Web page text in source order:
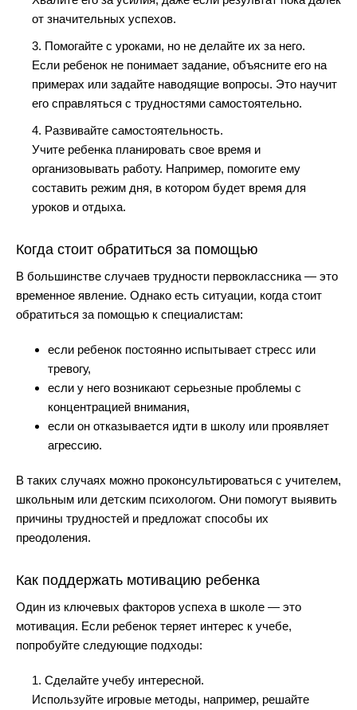
от значительных успехов.
3. Помогайте с уроками, но не делайте их за него.
Если ребенок не понимает задание, объясните его на
примерах или задайте наводящие вопросы. Это научит
его справляться с трудностями самостоятельно.
4. Развивайте самостоятельность.
Учите ребенка планировать свое время и
организовывать работу. Например, помогите ему
составить режим дня, в котором будет время для
уроков и отдыха.
Когда стоит обратиться за помощью
В большинстве случаев трудности первоклассника — это
временное явление. Однако есть ситуации, когда стоит
обратиться за помощью к специалистам:
если ребенок постоянно испытывает стресс или
тревогу,
если у него возникают серьезные проблемы с
концентрацией внимания,
если он отказывается идти в школу или проявляет
агрессию.
В таких случаях можно проконсультироваться с учителем,
школьным или детским психологом. Они помогут выявить
причины трудностей и предложат способы их
преодоления.
Как поддержать мотивацию ребенка
Один из ключевых факторов успеха в школе — это
мотивация. Если ребенок теряет интерес к учебе,
попробуйте следующие подходы:
1. Сделайте учебу интересной.
Используйте игровые методы, например, решайте